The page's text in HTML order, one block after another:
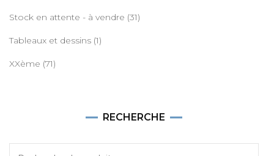
Stock en attente - à vendre (31)
Tableaux et dessins (1)
XXème (71)
RECHERCHE